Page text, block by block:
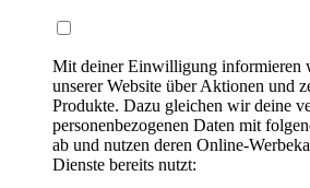
Mit deiner Einwilligung informieren
unserer Website über Aktionen und
Produkte. Dazu gleichen wir deine
personenbezogenen Daten mit
ab und nutzen deren Online-
Dienste bereits nutzt: